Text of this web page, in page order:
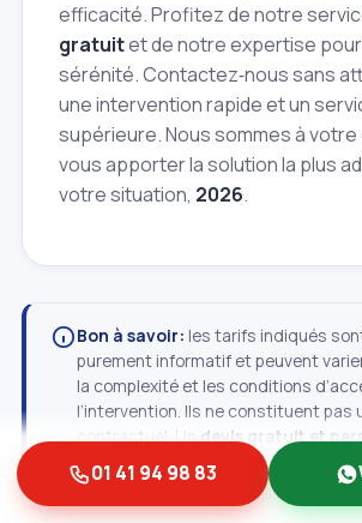
efficacité. Profitez de notre
gratuitet de notre expertise
sérénité. Contactez‑nous sans
une intervention rapide et un
supérieure. Nous sommes à
vous apporter la solution la plus
votre situation, 2026.
Bon à savoir: les tarifs indiqués
purement informatif et peuvent
la complexité et les conditions
l’intervention. Ils ne constituent pas
contractuel. Undevis gratuit et
est toujours remis avant toute
contactez‑nous pour obtenir un tarif
votre situation.
01 41 94 98 83